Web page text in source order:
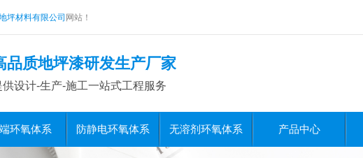
坪材料有限公司 网站！
品质地坪漆研发生产厂家
供设计-生产-施工一站式工程服务
环氧体系 防静电环氧体系 无溶剂环氧体系 产品中心